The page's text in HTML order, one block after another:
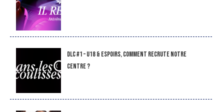
DLC #1 – U18 & Espoirs, comment recrute notre
Centre ?